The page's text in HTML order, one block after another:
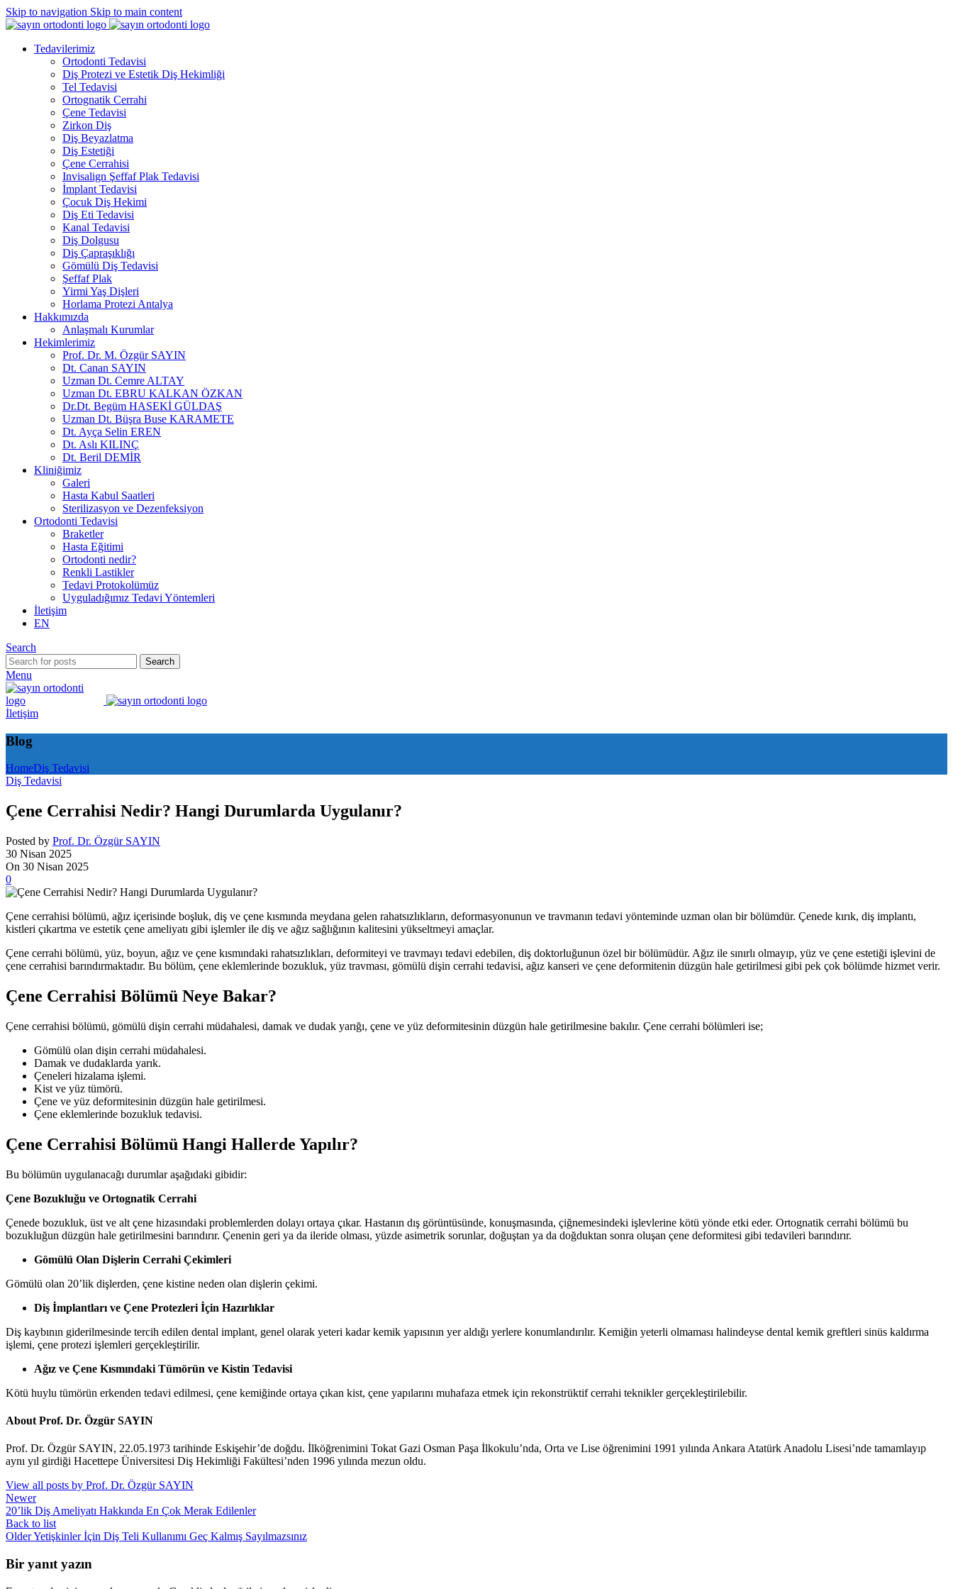
Skip to navigation Skip to main content
Tedavilerimiz
Ortodonti Tedavisi
Diş Protezi ve Estetik Diş Hekimliği
Tel Tedavisi
Ortognatik Cerrahi
Çene Tedavisi
Zirkon Diş
Diş Beyazlatma
Diş Estetiği
Çene Cerrahisi
Invisalign Şeffaf Plak Tedavisi
İmplant Tedavisi
Çocuk Diş Hekimi
Diş Eti Tedavisi
Kanal Tedavisi
Diş Dolgusu
Diş Çapraşıklığı
Gömülü Diş Tedavisi
Şeffaf Plak
Yirmi Yaş Dişleri
Horlama Protezi Antalya
Hakkımızda
Anlaşmalı Kurumlar
Hekimlerimiz
Prof. Dr. M. Özgür SAYIN
Dt. Canan SAYIN
Uzman Dt. Cemre ALTAY
Uzman Dt. EBRU KALKAN ÖZKAN
Dr.Dt. Begüm HASEKİ GÜLDAŞ
Uzman Dt. Büşra Buse KARAMETE
Dt. Ayça Selin EREN
Dt. Aslı KILINÇ
Dt. Beril DEMİR
Kliniğimiz
Galeri
Hasta Kabul Saatleri
Sterilizasyon ve Dezenfeksiyon
Ortodonti Tedavisi
Braketler
Hasta Eğitimi
Ortodonti nedir?
Renkli Lastikler
Tedavi Protokolümüz
Uyguladığımız Tedavi Yöntemleri
İletişim
EN
Search
Search
Menu
İletişim
Blog
HomeDiş Tedavisi
Diş Tedavisi
Çene Cerrahisi Nedir? Hangi Durumlarda Uygulanır?
Posted by Prof. Dr. Özgür SAYIN
30 Nisan 2025
On 30 Nisan 2025
0
Çene cerrahisi bölümü, ağız içerisinde boşluk, diş ve çene kısmında meydana gelen rahatsızlıkların, deformasyonunun ve travmanın tedavi yönteminde uzman olan bir bölümdür. Çenede kırık, diş implantı,
kistleri çıkartma ve estetik çene ameliyatı gibi işlemler ile diş ve ağız sağlığının kalitesini yükseltmeyi amaçlar.
Çene cerrahi bölümü, yüz, boyun, ağız ve çene kısmındaki rahatsızlıkları, deformiteyi ve travmayı tedavi edebilen, diş doktorluğunun özel bir bölümüdür. Ağız ile sınırlı olmayıp, yüz ve çene estetiği işlevini de
çene cerrahisi barındırmaktadır. Bu bölüm, çene eklemlerinde bozukluk, yüz travması, gömülü dişin cerrahi tedavisi, ağız kanseri ve çene deformitenin düzgün hale getirilmesi gibi pek çok bölümde hizmet verir.
Çene Cerrahisi Bölümü Neye Bakar?
Çene cerrahisi bölümü, gömülü dişin cerrahi müdahalesi, damak ve dudak yarığı, çene ve yüz deformitesinin düzgün hale getirilmesine bakılır. Çene cerrahi bölümleri ise;
Gömülü olan dişin cerrahi müdahalesi.
Damak ve dudaklarda yarık.
Çeneleri hizalama işlemi.
Kist ve yüz tümörü.
Çene ve yüz deformitesinin düzgün hale getirilmesi.
Çene eklemlerinde bozukluk tedavisi.
Çene Cerrahisi Bölümü Hangi Hallerde Yapılır?
Bu bölümün uygulanacağı durumlar aşağıdaki gibidir:
Çene Bozukluğu ve Ortognatik Cerrahi
Çenede bozukluk, üst ve alt çene hizasındaki problemlerden dolayı ortaya çıkar. Hastanın dış görüntüsünde, konuşmasında, çiğnemesindeki işlevlerine kötü yönde etki eder. Ortognatik cerrahi bölümü bu
bozukluğun düzgün hale getirilmesini barındırır. Çenenin geri ya da ileride olması, yüzde asimetrik sorunlar, doğuştan ya da doğduktan sonra oluşan çene deformitesi gibi tedavileri barındırır.
Gömülü Olan Dişlerin Cerrahi Çekimleri
Gömülü olan 20’lik dişlerden, çene kistine neden olan dişlerin çekimi.
Diş İmplantları ve Çene Protezleri İçin Hazırlıklar
Diş kaybının giderilmesinde tercih edilen dental implant, genel olarak yeteri kadar kemik yapısının yer aldığı yerlere konumlandırılır. Kemiğin yeterli olmaması halindeyse dental kemik greftleri sinüs kaldırma
işlemi, çene protezi işlemleri gerçekleştirilir.
Ağız ve Çene Kısmındaki Tümörün ve Kistin Tedavisi
Kötü huylu tümörün erkenden tedavi edilmesi, çene kemiğinde ortaya çıkan kist, çene yapılarını muhafaza etmek için rekonstrüktif cerrahi teknikler gerçekleştirilebilir.
About Prof. Dr. Özgür SAYIN
Prof. Dr. Özgür SAYIN, 22.05.1973 tarihinde Eskişehir’de doğdu. İlköğrenimini Tokat Gazi Osman Paşa İlkokulu’nda, Orta ve Lise öğrenimini 1991 yılında Ankara Atatürk Anadolu Lisesi’nde tamamlayıp
aynı yıl girdiği Hacettepe Üniversitesi Diş Hekimliği Fakültesi’nden 1996 yılında mezun oldu.
View all posts by Prof. Dr. Özgür SAYIN
Newer
20’lik Diş Ameliyatı Hakkında En Çok Merak Edilenler
Back to list
OlderYetişkinler İçin Diş Teli Kullanımı Geç Kalmış Sayılmazsınız
Bir yanıt yazın